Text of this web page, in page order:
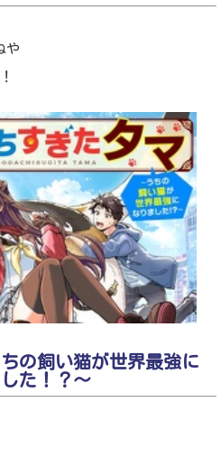
や
の飼い猫が世界最強に
た！？～